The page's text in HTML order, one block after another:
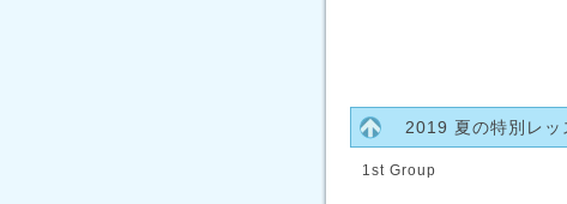
2019 夏の特別レッ
1st Group